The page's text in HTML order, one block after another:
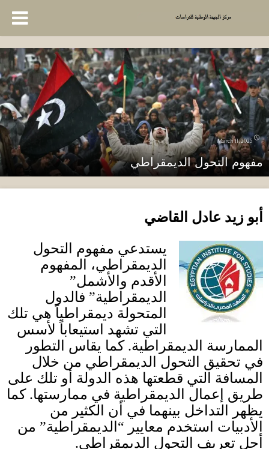
March 11, 2025
مفهوم التحول الديمقراطي
أبو زيد عادل القاضي
يستدعي مفهوم التحول
الديمقراطي، المفهوم
الأقدم والأشمل”
الديمقراطية” فالدول
المتحولة ديمقراطياً هي تلك
التي تشهد استيعاباً لأسس
الممارسة الديمقراطية.كما يقاس التطور
في تحقيق التحول الديمقراطي من خلال
المسافة التي قطعتها هذه الدولة أو تلك على
طريق إعمال الديمقراطية في ممارستها.كما
يظهر التداخل بينهما في أن الكثير من
الأدبيات استخدم معايير “الديمقراطية” من
أجل تعريف التحول الديمقراطي.